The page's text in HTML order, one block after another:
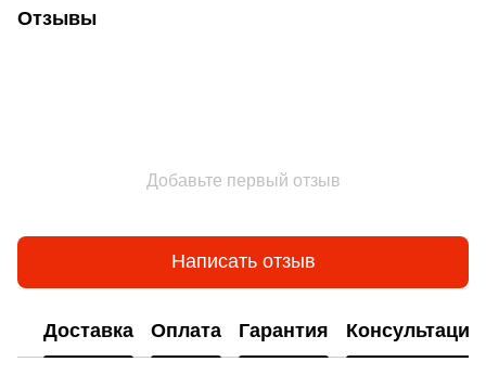
Отзывы
Добавьте первый отзыв
Написать отзыв
Доставка Оплата Гарантия Консультация